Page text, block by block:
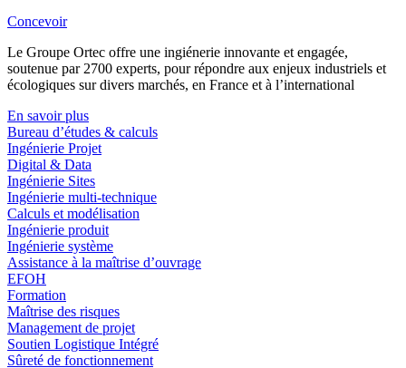
Concevoir
Le Groupe Ortec offre une ingiénerie innovante et engagée,
soutenue par 2700 experts, pour répondre aux enjeux industriels et
écologiques sur divers marchés, en France et à l’international
En savoir plus
Bureau d’études & calculs
Ingénierie Projet
Digital & Data
Ingénierie Sites
Ingénierie multi-technique
Calculs et modélisation
Ingénierie produit
Ingénierie système
Assistance à la maîtrise d’ouvrage
EFOH
Formation
Maîtrise des risques
Management de projet
Soutien Logistique Intégré
Sûreté de fonctionnement